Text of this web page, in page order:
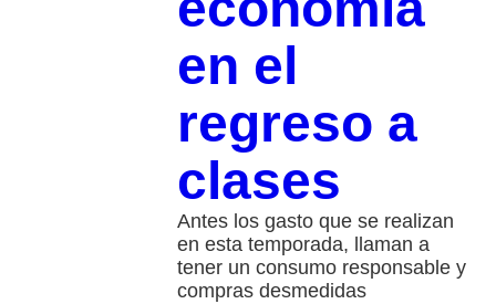
en el
regreso a
clases
Antes los gasto que se realizan
en esta temporada, llaman a
tener un consumo responsable y
compras desmedidas